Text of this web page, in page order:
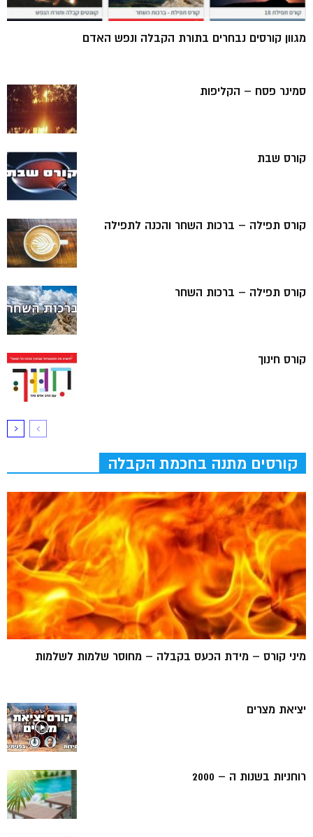
מגוון קורסים נבחרים בתורת הקבלה ונפש האדם
סמינר פסח – הקליפות
קורס שבת
קורס תפילה – ברכות השחר והכנה לתפילה
קורס תפילה – ברכות השחר
קורס חינוך
קורסים מתנה בחכמת הקבלה
מיני קורס – מידת הכעס בקבלה – מחוסר שלמות לשלמות
יציאת מצרים
רוחניות בשנות ה – 2000